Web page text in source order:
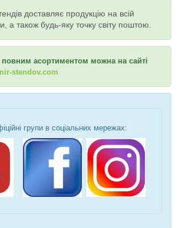
доставляє продукцію на всій
а також будь-яку точку світу поштою.
асортиментом можна на сайті
stendov.com
групи в соціальних мережах: